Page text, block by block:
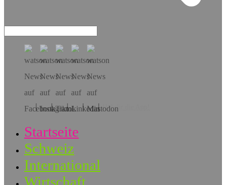
Hol dir die App!
Startseite
Schweiz
International
Wirtschaft